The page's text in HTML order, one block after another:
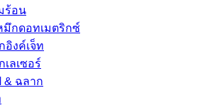
ร้อน
มึกดอทเมตริกซ์
อิงค์เจ็ท
ลเซอร์
& ฉลาก